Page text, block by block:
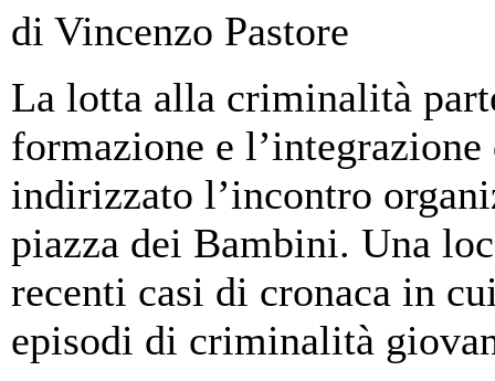
di Vincenzo Pastore
La lotta alla criminalità
formazione e
indirizzato l’incontro
piazza dei Bambini. Una
recenti casi di cronaca in
episodi di criminalità